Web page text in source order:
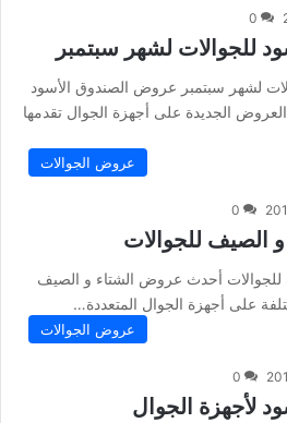
0
للجوالات لشهر سبتمبر
لشهر سبتمبر عروض الصندوق الأسود
الجديدة على أجهزة الجوال تقدمها
عروض الجوالات
0
الصيف للجوالات
أحدث عروض الشتاء و الصيف
على أجهزة الجوال المتعددة…
عروض الجوالات
0
لأجهزة الجوال